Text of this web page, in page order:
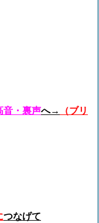
音・裏声へ→
（ブリ
つなげて